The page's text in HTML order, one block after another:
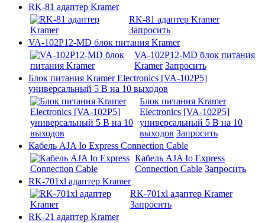
RK-81 адаптер Kramer
RK-81 адаптер Kramer
Запросить
VA-102P12-MD блок питания Kramer
VA-102P12-MD блок питания
Kramer Запросить
Блок питания Kramer Electronics [VA-102P5]
универсальный 5 В на 10 выходов
Блок питания Kramer
Electronics [VA-102P5]
универсальный 5 В на 10
выходов Запросить
Кабель AJA Io Express Connection Cable
Кабель AJA Io Express
Connection Cable Запросить
RK-701xl адаптер Kramer
RK-701xl адаптер Kramer
Запросить
RK-21 адаптер Kramer